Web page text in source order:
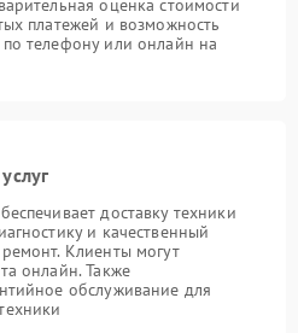
оценка стоимости
платежей и возможность
телефону или онлайн на
доставку техники
и качественный
Клиенты могут
онлайн. Также
обслуживание для